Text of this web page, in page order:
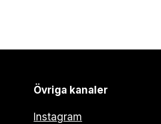
Övriga kanaler
Instagram